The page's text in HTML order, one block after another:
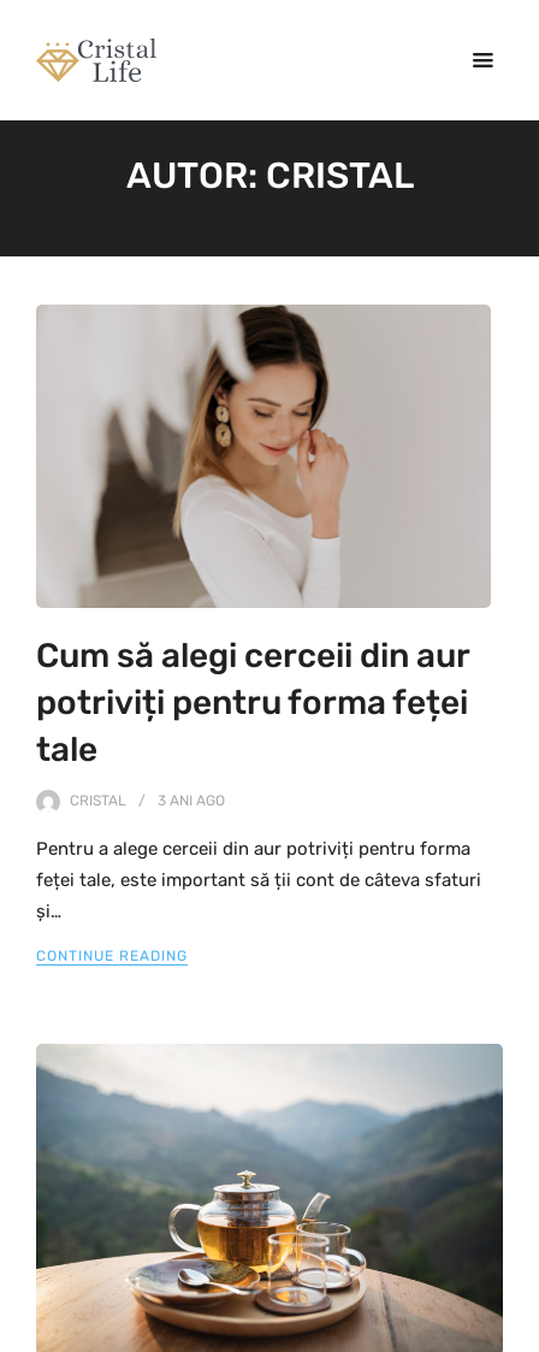
AUTOR: CRISTAL
Cum să alegi cerceii din aur
potriviți pentru forma feței
tale
CRISTAL 3 ANI AGO
Pentru a alege cerceii din aur potriviți pentru forma
feței tale, este important să ții cont de câteva sfaturi
și…
CONTINUE READING